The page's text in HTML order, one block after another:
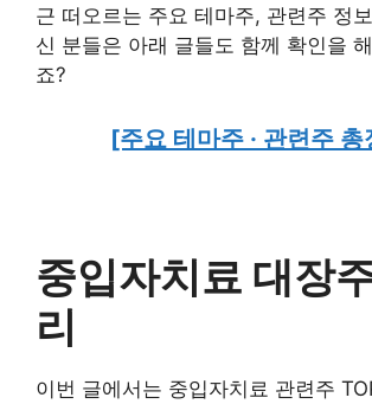
근 떠오르는 주요 테마주, 관련주 정
신 분들은 아래 글들도 함께 확인을
죠?
[주요 테마주 · 관련주 총
중입자치료 대장
리
이번 글에서는 중입자치료 관련주